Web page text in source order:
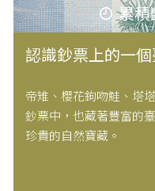
累積
認識鈔票上的一
帝雉、櫻花鉤吻鮭、塔
鈔票中，也藏著豐富的
珍貴的自然寶藏。